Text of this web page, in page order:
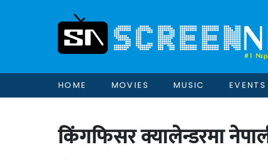
HOME MOVIES MUSIC EVENTS
किंगफिसर क्यालेन्डरमा